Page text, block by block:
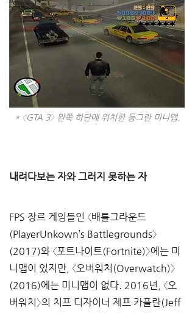
* 〈GTA 3〉 왼쪽 하단에 위치한 동그란 미니맵.
내려다보는 자와 그러지 못하는 자
FPS 장르 게임들인 〈배틀그라운드
(PlayerUnkown’s Battlegrounds〉
(2017)와 〈포트나이트(Fortnite)〉에는 미
니맵이 있지만, 〈오버워치(Overwatch)〉
(2016)에는 미니맵이 없다. 2016년, 〈오
버워치〉의 치프 디자이너 제프 카플란(Jeff